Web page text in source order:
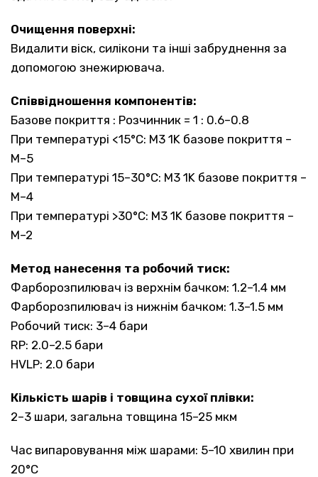
Очищення поверхні:
Видалити віск, силікони та інші забруднення за
допомогою знежирювача.
Співвідношення компонентів:
Базове покриття : Розчинник = 1 : 0.6–0.8
При температурі <15°C: M3 1K базове покриття –
M–5
При температурі 15–30°C: M3 1K базове покриття –
M–4
При температурі >30°C: M3 1K базове покриття –
M–2
Метод нанесення та робочий тиск:
Фарборозпилювач із верхнім бачком: 1.2–1.4 мм
Фарборозпилювач із нижнім бачком: 1.3–1.5 мм
Робочий тиск: 3–4 бари
RP: 2.0–2.5 бари
HVLP: 2.0 бари
Кількість шарів і товщина сухої плівки:
2–3 шари, загальна товщина 15–25 мкм
Час випаровування між шарами: 5–10 хвилин при
20°C